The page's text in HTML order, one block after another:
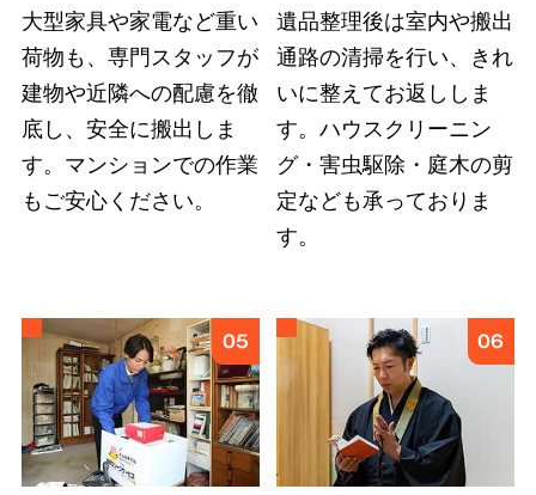
弊社では故人様とご依頼者様の想いに応えるこ
とを第一としています。遠方にお住まいのご親
族への形見分や遺品のご供養など、どのような
細かなご要望も遠慮せずにお伝えください。
6 あらゆる状況 に対応
大型家具や家電など重い
荷物も、専門スタッフが
建物や近隣への配慮を徹
底し、安全に搬出しま
す。マンションでの作業
もご安心ください。
遺品整理後は室内や搬出
通路の清掃を行い、きれ
いに整えてお返ししま
す。ハウスクリーニン
グ・害虫駆除・庭木の剪
定なども承っておりま
す。
05 06